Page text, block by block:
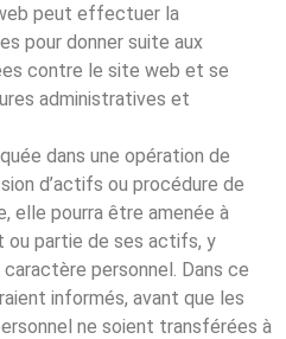
peut effectuer la
pour donner suite aux
contre le site web et se
administratives et
dans une opération de
d’actifs ou procédure de
elle pourra être amenée à
ou partie de ses actifs, y
personnel. Dans ce
informés, avant que les
ne soient transférées à